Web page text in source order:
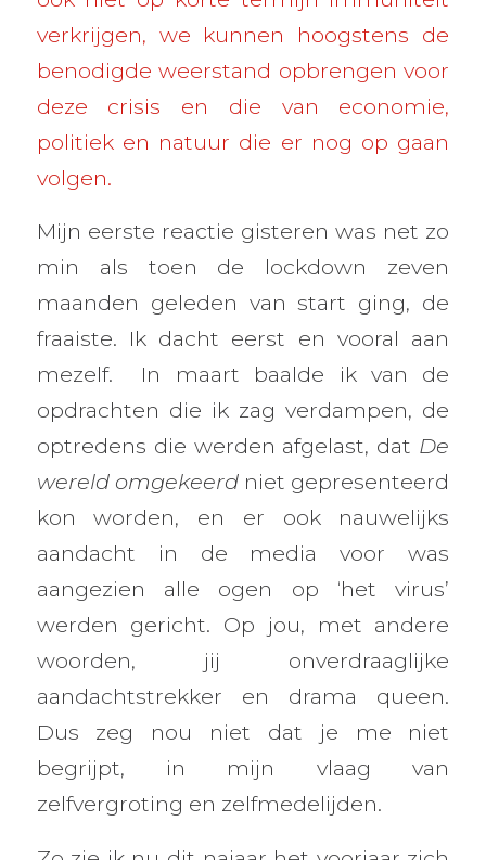
verkrijgen, we kunnen hoogstens de
benodigde weerstand opbrengen voor
deze crisis en die van economie,
politiek en natuur die er nog op gaan
volgen.
Mijn eerste reactie gisteren was net zo
min als toen de lockdown zeven
maanden geleden van start ging, de
fraaiste. Ik dacht eerst en vooral aan
mezelf. In maart baalde ik van de
opdrachten die ik zag verdampen, de
optredens die werden afgelast, dat De
wereld omgekeerd niet gepresenteerd
kon worden, en er ook nauwelijks
aandacht in de media voor was
aangezien alle ogen op ‘het virus’
werden gericht. Op jou, met andere
woorden, jij onverdraaglijke
aandachtstrekker en drama queen.
Dus zeg nou niet dat je me niet
begrijpt, in mijn vlaag van
zelfvergroting en zelfmedelijden.